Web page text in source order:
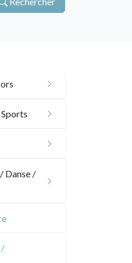
Danse /
/